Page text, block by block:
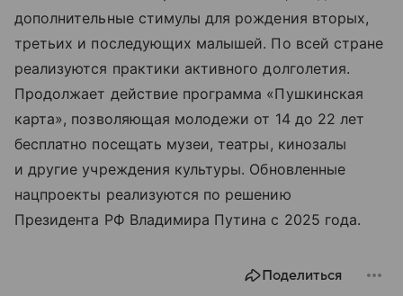
дополнительные стимулы для рождения вторых,
третьих и последующих малышей. По всей стране
реализуются практики активного долголетия.
Продолжает действие программа «Пушкинская
карта», позволяющая молодежи от 14 до 22 лет
бесплатно посещать музеи, театры, кинозалы
и другие учреждения культуры. Обновленные
нацпроекты реализуются по решению
Президента РФ Владимира Путина с 2025 года.
Поделиться